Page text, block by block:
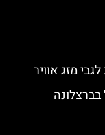
מזג אוויר